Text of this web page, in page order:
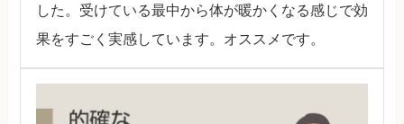
した。受けている最中から体が暖かくなる感じで効
果をすごく実感しています。オススメです。